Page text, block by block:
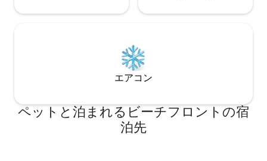
エアコン
ペットと泊まれるビーチフロントの宿
泊先